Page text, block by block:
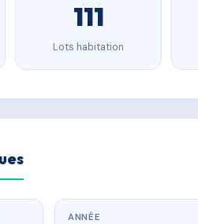
111
Lots habitation
ANNÉE